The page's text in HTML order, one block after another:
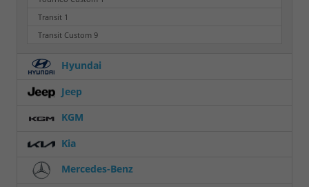
Transit 1
Transit Custom 9
Hyundai
Jeep
KGM
Kia
Mercedes-Benz